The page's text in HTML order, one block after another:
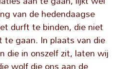
van de hedendaagse
durft te binden, die niet
gaan. In plaats van die
die in onszelf zit, laten wij